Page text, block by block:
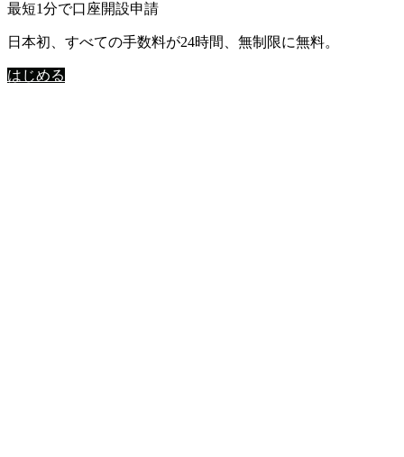
最短1分で口座開設申請
日本初、すべての手数料が24時間、無制限に無料。
はじめる